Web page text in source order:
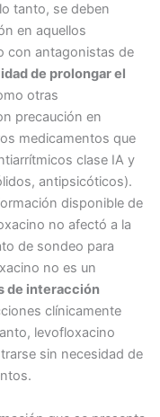
tanto, se deben
en aquellos
con antagonistas de
de prolongar el
otras
precaución en
medicamentos que
clase IA y
antipsicóticos).
disponible de
no afectó a la
de sondeo para
no es un
de interacción
clínicamente
levofloxacino
sin necesidad de